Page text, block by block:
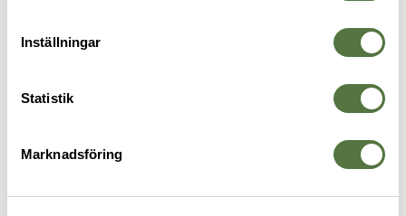
Inställningar
Statistik
Marknadsföring
SGL Pistol Mag Pouch MKII
Single Mag Holder För Benplatta